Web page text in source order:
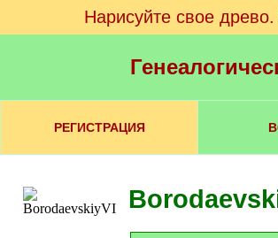
Нарисуйте свое
РЕГИСТРАЦИЯ